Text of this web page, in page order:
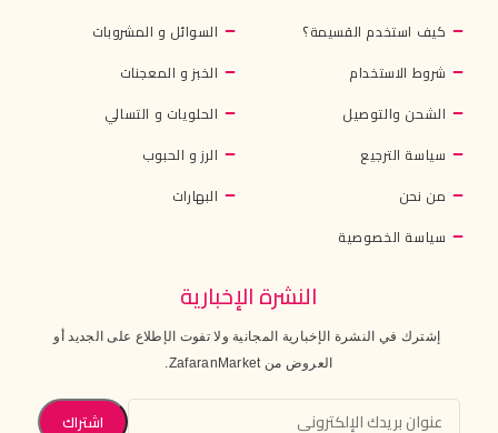
كيف استخدم القسيمة؟
شروط الاستخدام
الشحن والتوصيل
سياسة الترجيع
من نحن
سياسة الخصوصية
السوائل و المشروبات
الخبز و المعجنات
الحلويات و التسالي
الرز و الحبوب
البهارات
النشرة الإخبارية
إشترك في النشرة الإخبارية المجانية ولا تفوت الإطلاع على الجديد أو
العروض من ZafaranMarket.